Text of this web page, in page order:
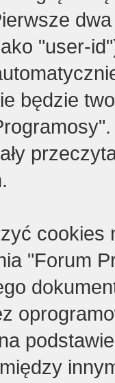
"user-
będzie
cookies
"Forum